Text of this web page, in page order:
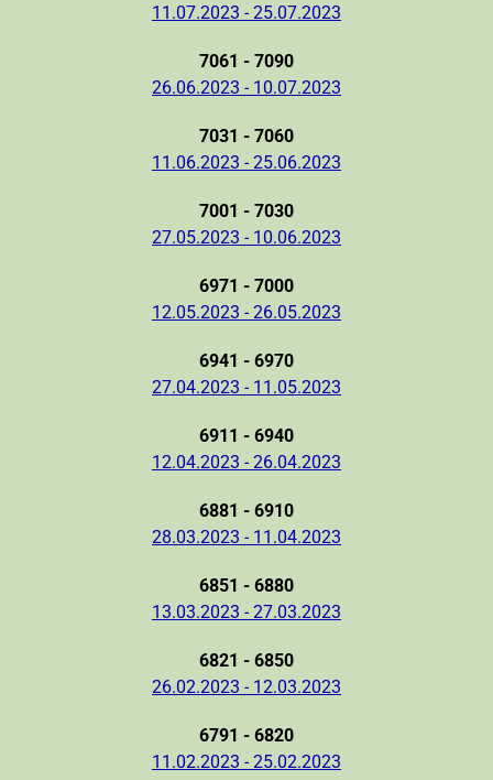
11.07.2023 - 25.07.2023
7061 - 7090
26.06.2023 - 10.07.2023
7031 - 7060
11.06.2023 - 25.06.2023
7001 - 7030
27.05.2023 - 10.06.2023
6971 - 7000
12.05.2023 - 26.05.2023
6941 - 6970
27.04.2023 - 11.05.2023
6911 - 6940
12.04.2023 - 26.04.2023
6881 - 6910
28.03.2023 - 11.04.2023
6851 - 6880
13.03.2023 - 27.03.2023
6821 - 6850
26.02.2023 - 12.03.2023
6791 - 6820
11.02.2023 - 25.02.2023